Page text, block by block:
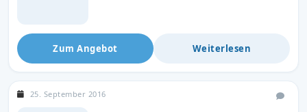
Zum Angebot Weiterlesen
25. September 2016